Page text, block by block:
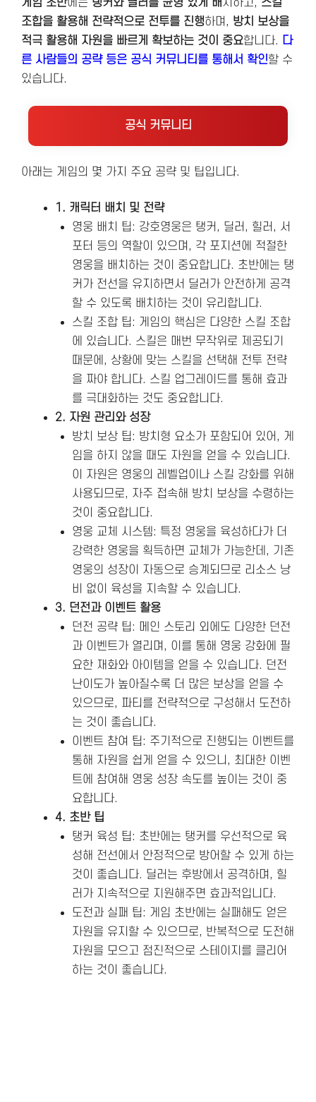
게임 초반에는 탱커와 딜러를 균형 있게 배치하고, 스킬
조합을 활용해 전략적으로 전투를 진행하며, 방치 보상을
적극 활용해 자원을 빠르게 확보하는 것이 중요합니다​. 다
른 사람들의 공략 등은 공식 커뮤니티를 통해서 확인할 수
있습니다.
공식 커뮤니티
아래는 게임의 몇 가지 주요 공략 및 팁입니다.
1. 캐릭터 배치 및 전략
영웅 배치 팁: 강호영웅은 탱커, 딜러, 힐러, 서
포터 등의 역할이 있으며, 각 포지션에 적절한
영웅을 배치하는 것이 중요합니다. 초반에는 탱
커가 전선을 유지하면서 딜러가 안전하게 공격
할 수 있도록 배치하는 것이 유리합니다.
스킬 조합 팁: 게임의 핵심은 다양한 스킬 조합
에 있습니다. 스킬은 매번 무작위로 제공되기
때문에, 상황에 맞는 스킬을 선택해 전투 전략
을 짜야 합니다. 스킬 업그레이드를 통해 효과
를 극대화하는 것도 중요합니다.
2. 자원 관리와 성장
방치 보상 팁: 방치형 요소가 포함되어 있어, 게
임을 하지 않을 때도 자원을 얻을 수 있습니다.
이 자원은 영웅의 레벨업이나 스킬 강화를 위해
사용되므로, 자주 접속해 방치 보상을 수령하는
것이 중요합니다.
영웅 교체 시스템: 특정 영웅을 육성하다가 더
강력한 영웅을 획득하면 교체가 가능한데, 기존
영웅의 성장이 자동으로 승계되므로 리소스 낭
비 없이 육성을 지속할 수 있습니다​.
3. 던전과 이벤트 활용
던전 공략 팁: 메인 스토리 외에도 다양한 던전
과 이벤트가 열리며, 이를 통해 영웅 강화에 필
요한 재화와 아이템을 얻을 수 있습니다. 던전
난이도가 높아질수록 더 많은 보상을 얻을 수
있으므로, 파티를 전략적으로 구성해서 도전하
는 것이 좋습니다.
이벤트 참여 팁: 주기적으로 진행되는 이벤트를
통해 자원을 쉽게 얻을 수 있으니, 최대한 이벤
트에 참여해 영웅 성장 속도를 높이는 것이 중
요합니다.
4. 초반 팁
탱커 육성 팁: 초반에는 탱커를 우선적으로 육
성해 전선에서 안정적으로 방어할 수 있게 하는
것이 좋습니다. 딜러는 후방에서 공격하며, 힐
러가 지속적으로 지원해주면 효과적입니다.
도전과 실패 팁: 게임 초반에는 실패해도 얻은
자원을 유지할 수 있으므로, 반복적으로 도전해
자원을 모으고 점진적으로 스테이지를 클리어
하는 것이 좋습니다.